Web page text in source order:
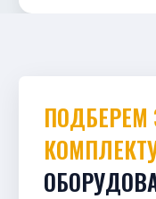
ПОДБЕРЕМ ЗАПЧАСТИ И